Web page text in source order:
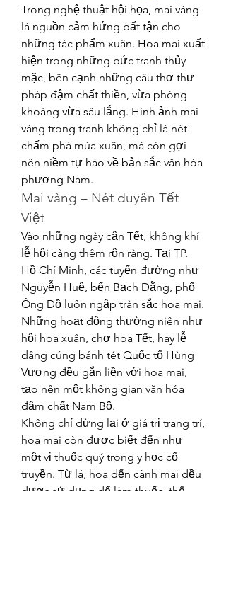
Trong nghệ thuật hội họa, mai vàng
là nguồn cảm hứng bất tận cho
những tác phẩm xuân. Hoa mai xuất
hiện trong những bức tranh thủy
mặc, bên cạnh những câu thơ thư
pháp đậm chất thiền, vừa phóng
khoáng vừa sâu lắng. Hình ảnh mai
vàng trong tranh không chỉ là nét
chấm phá mùa xuân, mà còn gợi
nên niềm tự hào về bản sắc văn hóa
phương Nam.
Mai vàng – Nét duyên Tết
Việt
Vào những ngày cận Tết, không khí
lễ hội càng thêm rộn ràng. Tại TP.
Hồ Chí Minh, các tuyến đường như
Nguyễn Huệ, bến Bạch Đằng, phố
Ông Đồ luôn ngập tràn sắc hoa mai.
Những hoạt động thường niên như
hội hoa xuân, chợ hoa Tết, hay lễ
dâng cúng bánh tét Quốc tổ Hùng
Vương đều gắn liền với hoa mai,
tạo nên một không gian văn hóa
đậm chất Nam Bộ.
Không chỉ dừng lại ở giá trị trang trí,
hoa mai còn được biết đến như
một vị thuốc quý trong y học cổ
truyền. Từ lá, hoa đến cành mai đều
được sử dụng để làm thuốc, thể